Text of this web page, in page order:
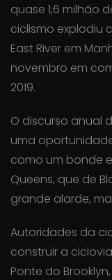
quase 1,6 milhão
ciclismo explodiu
East River em
novembro em
2019.
O discurso anual
uma
como um bonde
Queens, que de
grande alarde,
Autoridades da
construir a
Ponte do